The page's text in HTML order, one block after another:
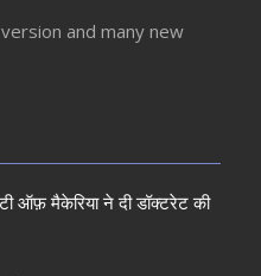
and many new